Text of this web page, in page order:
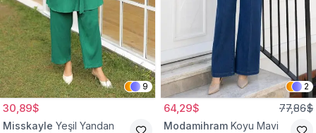
9
30,89$
Misskayle Yeşil Yandan
2
64,29$ 77,86$
Modamihram Koyu Mavi